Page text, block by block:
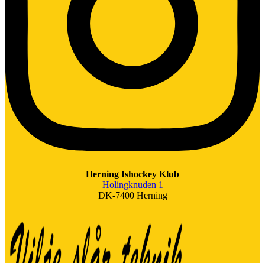
Herning Ishockey Klub
Holingknuden 1
DK-7400 Herning